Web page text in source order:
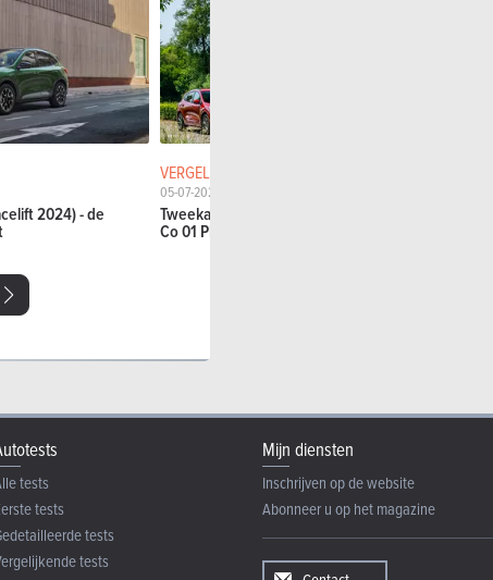
2024) - de
VERGELIJKENDE TESTS
05-07-2021
Tweekamp: Ford Kuga 2.5i PHEV vs Lynk &
Co 01 Plug-In Hybrid
tests
tests
tests
tests
Mijn diensten
Inschrijven op de website
Abonneer u op het magazine